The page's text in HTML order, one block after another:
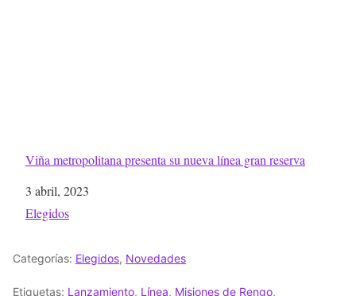
Viña metropolitana presenta su nueva línea gran reserva
Fecha
3 abril, 2023
Respecto a
Elegidos
Categorías: Elegidos, Novedades
Etiquetas: Lanzamiento, Línea, Misiones de Rengo,